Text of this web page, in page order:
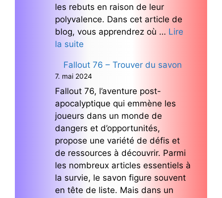
les rebuts en raison de leur
polyvalence. Dans cet article de
blog, vous apprendrez où … Lire
la suite
Fallout 76 – Trouver du savon
7. mai 2024
Fallout 76, l’aventure post-
apocalyptique qui emmène les
joueurs dans un monde de
dangers et d’opportunités,
propose une variété de défis et
de ressources à découvrir. Parmi
les nombreux articles essentiels à
la survie, le savon figure souvent
en tête de liste. Mais dans un